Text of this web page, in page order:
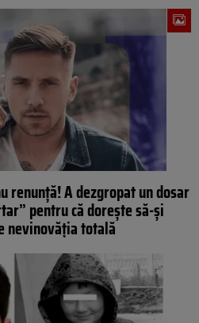
A dezgropat un dosar
pentru că dorește să-și
nevinovăția totală